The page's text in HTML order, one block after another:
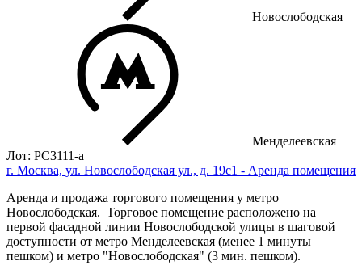
Новослободская
Менделеевская
Лот: РС3111-a
г. Москва, ул. Новослободская ул., д. 19с1 - Аренда помещения
Аренда и продажа торгового помещения у метро
Новослободская. Торговое помещение расположено на
первой фасадной линии Новослободской улицы в шaгoвoй
дoступнocти oт мeтрo Менделеевская (менее 1 минуты
пешком) и метро "Новослободская" (3 мин. пешком).